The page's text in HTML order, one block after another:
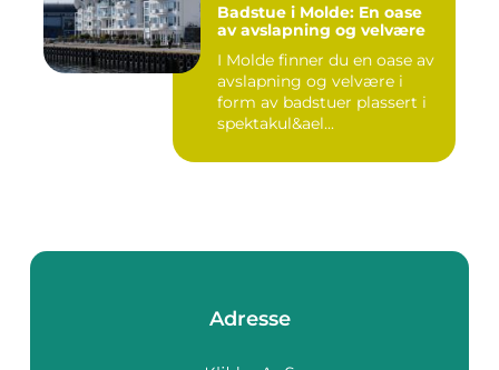
Badstue i Molde: En oase
av avslapning og velvære
I Molde finner du en oase av
avslapning og velvære i
form av badstuer plassert i
spektakul&ael...
Adresse